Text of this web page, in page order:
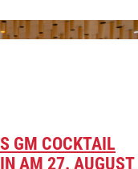
GM COCKTAIL
AM 27. AUGUST